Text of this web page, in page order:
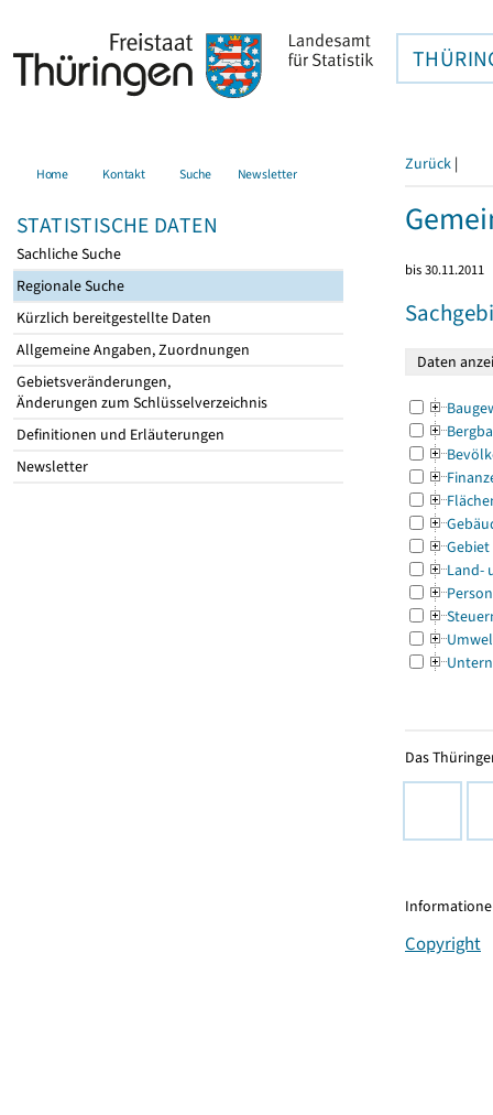
Home Kontakt Suche Newsletter
STATISTISCHE DATEN
Sachliche Suche
Regionale Suche
Kürzlich bereitgestellte Daten
Allgemeine Angaben, Zuordnungen
Gebietsveränderungen,
Änderungen zum Schlüsselverzeichnis
Definitionen und Erläuterungen
Newsletter
Zurück |
bis 30.11.2011
Gebiet
Land-
Das
Copyright